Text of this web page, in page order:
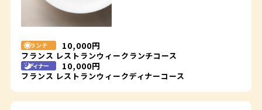
ランチ
フランス レストランウィークランチコース
10,000円
ディナー
フランス レストランウィークディナーコース
10,000円